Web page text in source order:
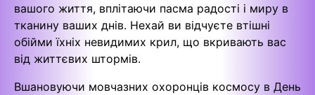
вашого життя, вплітаючи пасма радості і миру в
тканину ваших днів. Нехай ви відчуєте втішні
обійми їхніх невидимих крил, що вкривають вас
від життєвих штормів.
Вшановуючи мовчазних охоронців космосу в День